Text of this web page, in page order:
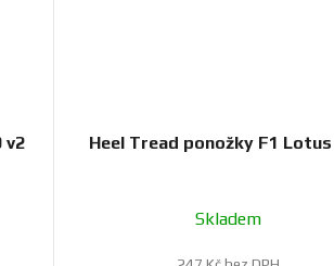
v2 Heel Tread ponožky F1 Lotus
Skladem